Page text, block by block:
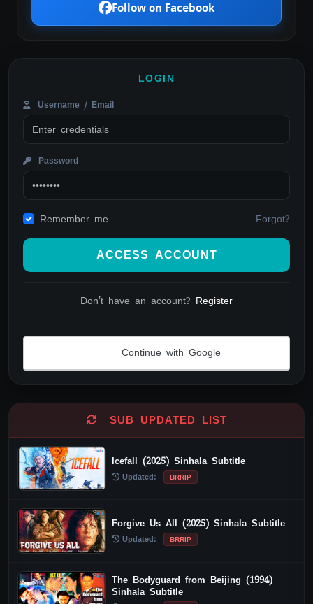
Follow on Facebook
LOGIN
Username / Email
Password
Remember me Forgot?
ACCESS ACCOUNT
Don't have an account? Register
Continue with Google
SUB UPDATED LIST
Icefall (2025) Sinhala Subtitle
Updated: BRRIP
Forgive Us All (2025) Sinhala Subtitle
Updated: BRRIP
The Bodyguard from Beijing (1994)
Sinhala Subtitle